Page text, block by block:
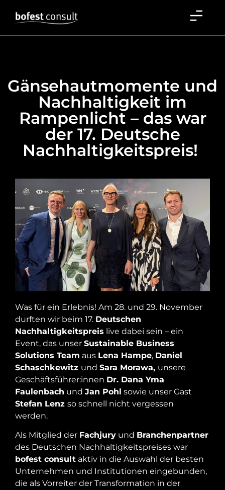
Gänsehautmomente und
Nachhaltigkeit im
Rampenlicht – das war
der 17. Deutsche
Nachhaltigkeitspreis!
Was für ein Erlebnis! Am 28. und 29. November
durften wir beim 17. Deutschen
Nachhaltigkeitspreis live dabei sein – ein
Event, das unser Sustainable Business
Solutions Team aus Lena Hampe, Daniel
Schaschkewitz und Sara Morawa, unsere
Geschäftsführer:innen Dr. Dana Yma
Faulenbach und Jan Pohl sowie unser Gast
Stefan Lenz so schnell nicht vergessen
werden.
Als Mitglied der Fachjury und Branchenpartner
des Deutschen Nachhaltigkeitspreises war
bofest consult aktiv in die Auswahl der besten
Unternehmen und Institutionen eingebunden,
die als Vorreiter der Transformation in der